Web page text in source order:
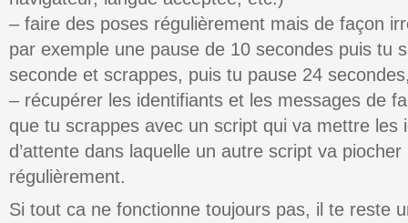
– faire des poses régulièrement mais de façon
par exemple une pause de 10 secondes puis tu
seconde et scrappes, puis tu pause 24
– récupérer les identifiants et les messages de
que tu scrappes avec un script qui va mettre les
d’attente dans laquelle un autre script va
régulièrement.
Si tout ca ne fonctionne toujours pas, il te reste